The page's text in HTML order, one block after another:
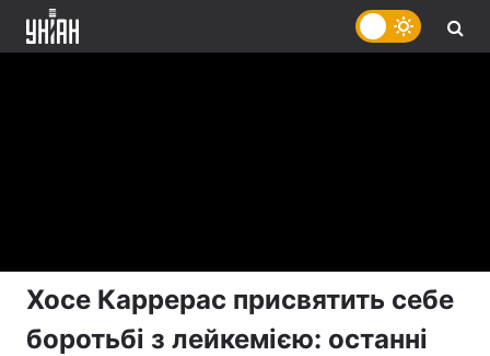
Хосе Каррерас присвятить себе
боротьбі з лейкемією: останні